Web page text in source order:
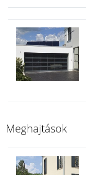
Meghajtások